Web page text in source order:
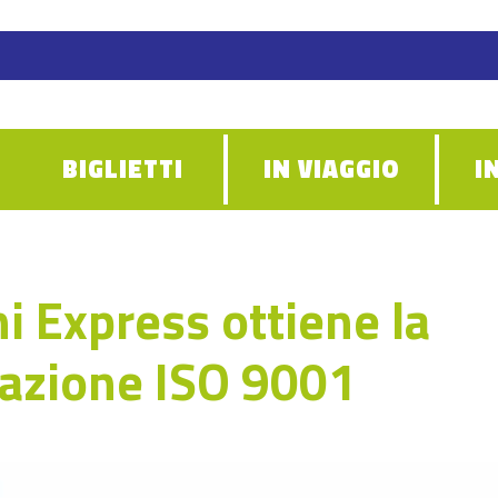
BIGLIETTI IN VIAGGIO
Express ottiene la
ISO 9001